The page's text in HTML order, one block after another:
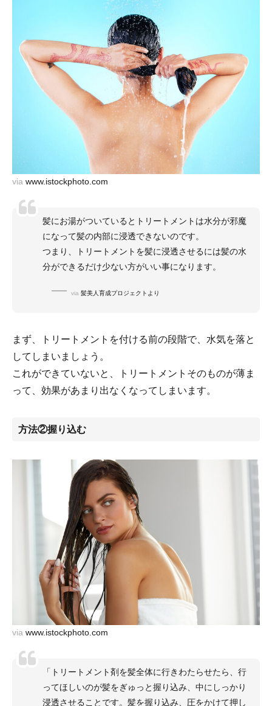
via www.istockphoto.com
髪にお湯がついているとトリートメントは水分が邪魔
になって髪の内部に浸透できないのです。
つまり、トリートメントを髪に浸透させるには髪の水
分ができるだけ少ない方がいい事になります。
via 髪美人育成プロジェクトより
まず、トリートメントを付ける前の段階で、水気を落と
してしまいましょう。
これができていないと、トリートメントそのものが薄ま
って、効果があまり出なくなってしまいます。
方法②握り込む
via www.istockphoto.com
「トリートメント剤を髪全体に行きわたらせたら、行
ってほしいのが髪をぎゅっと握り込み、中にしっかり
浸透させることです。髪を握り込み、圧をかけて押し